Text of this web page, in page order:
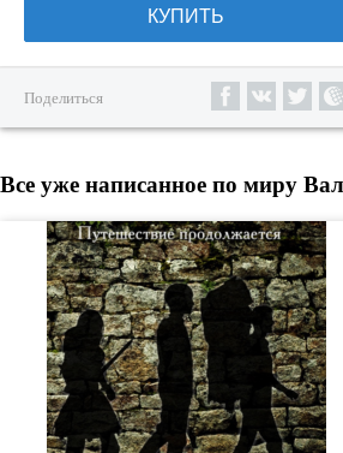
КУПИТЬ
Поделиться
Все уже написанное по миру